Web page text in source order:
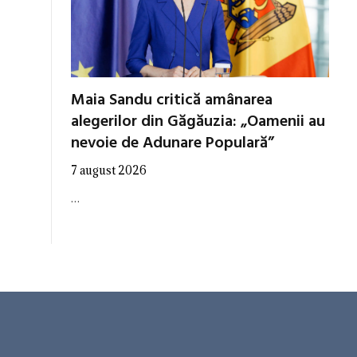
Maia Sandu critică amânarea
alegerilor din Găgăuzia: „Oamenii au
nevoie de Adunare Populară”
7 august 2026
…